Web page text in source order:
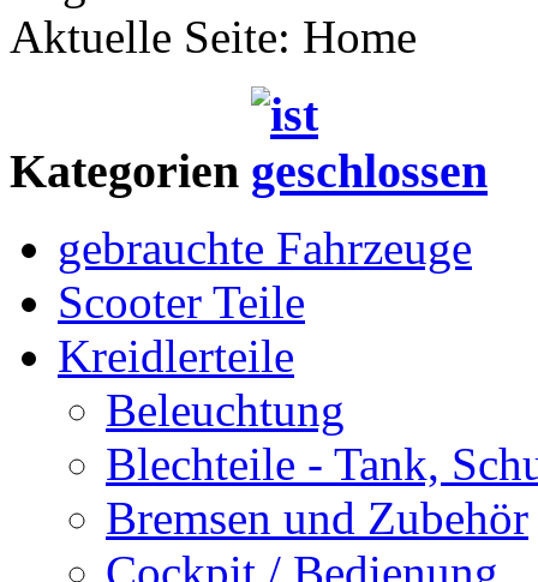
Aktuelle Seite: Home
Kategorien
gebrauchte Fahrzeuge
Scooter Teile
Kreidlerteile
Beleuchtung
Blechteile - Tank,
Bremsen und Zubehör